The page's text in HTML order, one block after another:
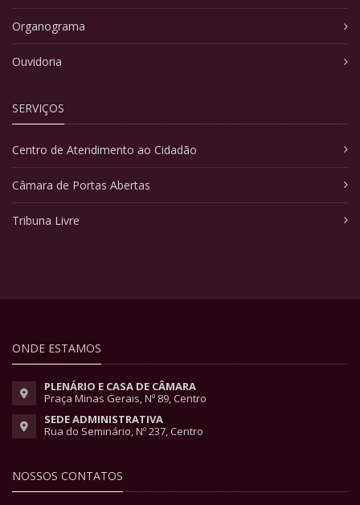
Organograma
Ouvidoria
SERVIÇOS
Centro de Atendimento ao Cidadão
Câmara de Portas Abertas
Tribuna Livre
ONDE ESTAMOS
PLENÁRIO E CASA DE CÂMARA
Praça Minas Gerais, Nº 89, Centro
SEDE ADMINISTRATIVA
Rua do Seminário, Nº 237, Centro
NOSSOS CONTATOS